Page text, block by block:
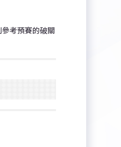
考預賽的破關